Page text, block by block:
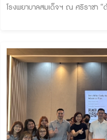
โรงพยาบาลสมเด็จฯ ณ ศรีราชา “